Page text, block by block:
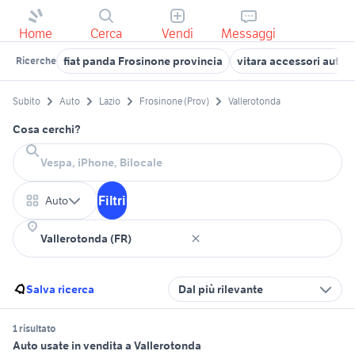
Home Cerca Vendi Messaggi
Ricerche fiat panda Frosinone provincia vitara accessori auto
Subito Auto Lazio Frosinone (Prov) Vallerotonda
Cosa cerchi?
Auto Filtri
Salva ricerca Dal più rilevante
1 risultato
Auto usate in vendita a Vallerotonda